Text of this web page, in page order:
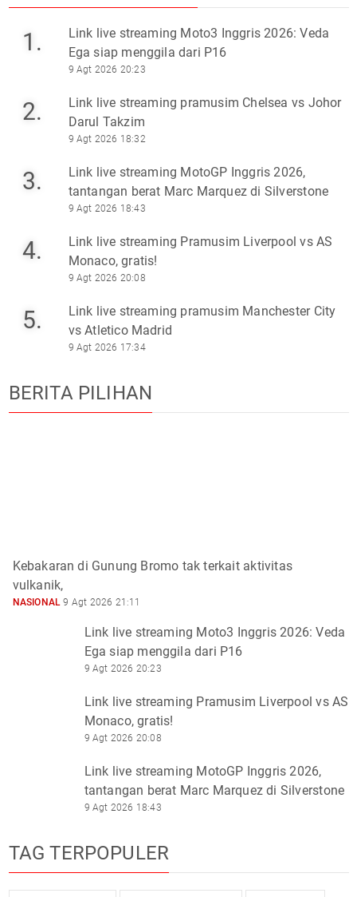
1.
Link live streaming Moto3 Inggris 2026: Veda
Ega siap menggila dari P16
9 Agt 2026 20:23
2.
Link live streaming pramusim Chelsea vs Johor
Darul Takzim
9 Agt 2026 18:32
3.
Link live streaming MotoGP Inggris 2026,
tantangan berat Marc Marquez di Silverstone
9 Agt 2026 18:43
4.
Link live streaming Pramusim Liverpool vs AS
Monaco, gratis!
9 Agt 2026 20:08
5.
Link live streaming pramusim Manchester City
vs Atletico Madrid
9 Agt 2026 17:34
BERITA PILIHAN
Kebakaran di Gunung Bromo tak terkait aktivitas
vulkanik,
NASIONAL 9 Agt 2026 21:11
Link live streaming Moto3 Inggris 2026: Veda
Ega siap menggila dari P16
9 Agt 2026 20:23
Link live streaming Pramusim Liverpool vs AS
Monaco, gratis!
9 Agt 2026 20:08
Link live streaming MotoGP Inggris 2026,
tantangan berat Marc Marquez di Silverstone
9 Agt 2026 18:43
TAG TERPOPULER